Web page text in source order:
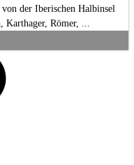
der Iberischen Halbinsel
Römer, ...